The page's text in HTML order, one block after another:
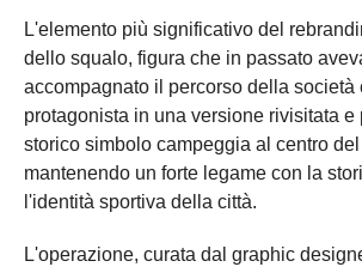
L'elemento più significativo del
dello squalo, figura che in passato
accompagnato il percorso della società
protagonista in una versione rivisitata e
storico simbolo campeggia al centro
mantenendo un forte legame con la
l'identità sportiva della città.
L'operazione, curata dal graphic